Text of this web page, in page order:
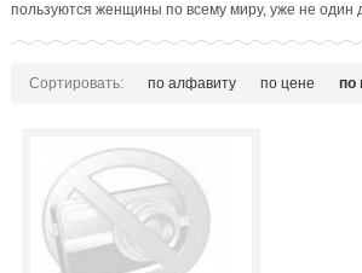
пользуются женщины по всему миру, уже не один
Сортировать: по алфавиту по цене по